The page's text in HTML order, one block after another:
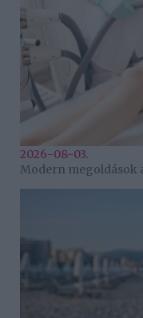
2026-08-03.
Modern megoldások